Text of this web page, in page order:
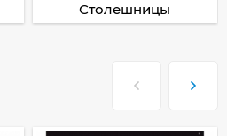
Столешницы